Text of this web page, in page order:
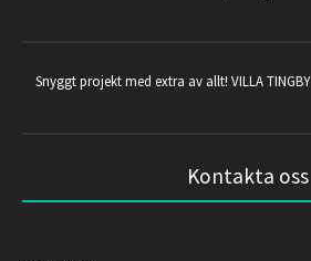
Snyggt projekt med extra av allt! VILLA TINGBY
Kontakta oss